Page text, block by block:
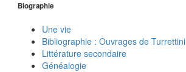
Biographie
Une vie
Bibliographie : Ouvrages de Turrettini
Littérature secondaire
Généalogie